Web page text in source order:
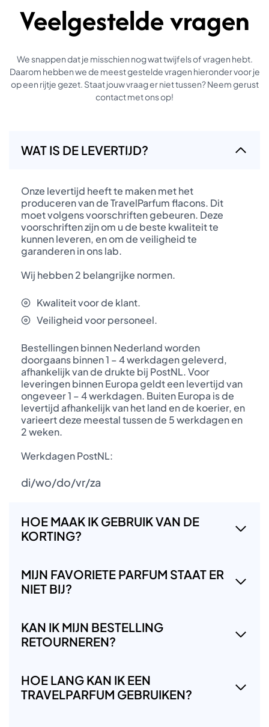
Veelgestelde vragen
We snappen dat je misschien nog wat twijfels of vragen hebt.
Daarom hebben we de meest gestelde vragen hieronder voor je
op een rijtje gezet. Staat jouw vraag er niet tussen? Neem gerust
contact met ons op!
WAT IS DE LEVERTIJD?
Onze levertijd heeft te maken met het
produceren van de TravelParfum flacons. Dit
moet volgens voorschriften gebeuren. Deze
voorschriften zijn om u de beste kwaliteit te
kunnen leveren, en om de veiligheid te
garanderen in ons lab.
Wij hebben 2 belangrijke normen.
Kwaliteit voor de klant.
Veiligheid voor personeel.
Bestellingen binnen Nederland worden
doorgaans binnen 1 – 4 werkdagen geleverd,
afhankelijk van de drukte bij PostNL. Voor
leveringen binnen Europa geldt een levertijd van
ongeveer 1 – 4 werkdagen. Buiten Europa is de
levertijd afhankelijk van het land en de koerier, en
varieert deze meestal tussen de 5 werkdagen en
2 weken.
Werkdagen PostNL:
di/wo/do/vr/za
HOE MAAK IK GEBRUIK VAN DE
KORTING?
MIJN FAVORIETE PARFUM STAAT ER
NIET BIJ?
KAN IK MIJN BESTELLING
RETOURNEREN?
HOE LANG KAN IK EEN
TRAVELPARFUM GEBRUIKEN?